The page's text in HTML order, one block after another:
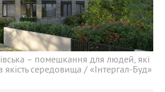
– помешкання для людей, які
якість середовища / «Інтергал-Буд»